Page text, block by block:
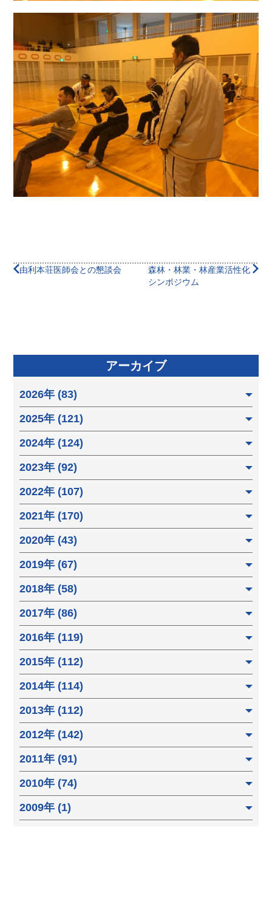
由利本荘医師会との懇談会
森林・林業・林産業活性化
シンポジウム
アーカイブ
2026年 (83)
2025年 (121)
2024年 (124)
2023年 (92)
2022年 (107)
2021年 (170)
2020年 (43)
2019年 (67)
2018年 (58)
2017年 (86)
2016年 (119)
2015年 (112)
2014年 (114)
2013年 (112)
2012年 (142)
2011年 (91)
2010年 (74)
2009年 (1)